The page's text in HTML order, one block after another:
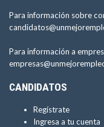
Para información sobre
Para información a
CANDIDATOS
Regístrate
Ingresa a tu cuenta